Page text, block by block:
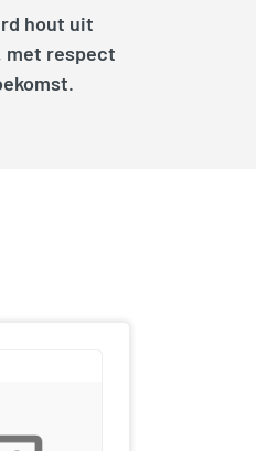
hout uit
met respect